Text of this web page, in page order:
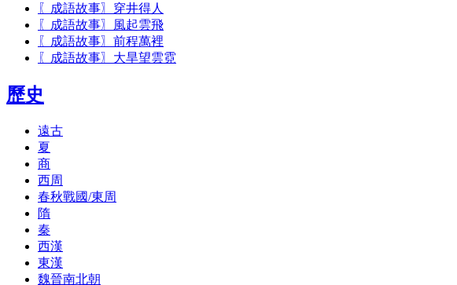
〖成語故事〗穿井得人
〖成語故事〗風起雲飛
〖成語故事〗前程萬裡
〖成語故事〗大旱望雲霓
歷史
遠古
夏
商
西周
春秋戰國/東周
隋
秦
西漢
東漢
魏晉南北朝